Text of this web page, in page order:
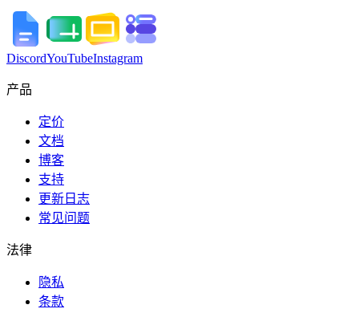
DiscordYouTubeInstagram
产品
定价
文档
博客
支持
更新日志
常见问题
法律
隐私
条款